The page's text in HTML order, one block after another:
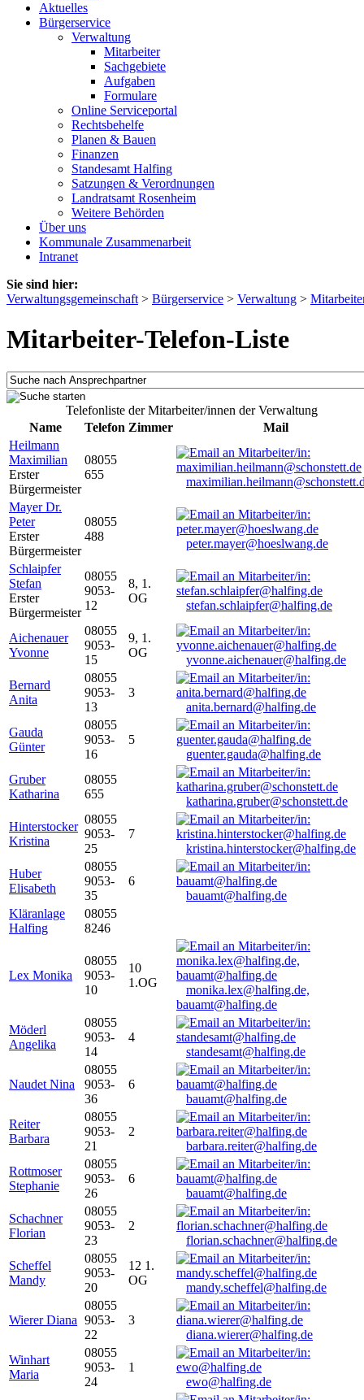
Aktuelles
Bürgerservice
Verwaltung
Mitarbeiter
Sachgebiete
Aufgaben
Formulare
Online Serviceportal
Rechtsbehelfe
Planen & Bauen
Finanzen
Standesamt Halfing
Satzungen & Verordnungen
Landratsamt Rosenheim
Weitere Behörden
Über uns
Kommunale Zusammenarbeit
Intranet
Sie sind hier:
Verwaltungsgemeinschaft > Bürgerservice > Verwaltung >
Mitarbeiter-Telefon-Liste
Telefonliste der Mitarbeiter/innen der Verwaltung
Name
Telefon Zimmer
Mail
Heilmann
Maximilian
Erster
Bürgermeister
08055
655
Mayer Dr.
Peter
Erster
Bürgermeister
08055
488
peter.mayer@hoeslwang.de
Schlaipfer
Stefan
Erster
Bürgermeister
08055
9053-
12
8, 1.
OG
stefan.schlaipfer@halfing.de
Aichenauer
Yvonne
08055
9053-
15
9, 1.
OG
yvonne.aichenauer@halfing.de
Bernard
Anita
08055
9053-
13
3
anita.bernard@halfing.de
Gauda
Günter
08055
9053-
16
5
guenter.gauda@halfing.de
Gruber
Katharina
08055
655
katharina.gruber@schonstett.de
Hinterstocker
Kristina
08055
9053-
25
7
kristina.hinterstocker@halfing.de
Huber
Elisabeth
08055
9053-
35
6
bauamt@halfing.de
Kläranlage
Halfing
08055
8246
Lex Monika
08055
9053-
10
10
1.OG
monika.lex@halfing.de,
bauamt@halfing.de
Möderl
Angelika
08055
9053-
14
4
standesamt@halfing.de
Naudet Nina
08055
9053-
36
6
bauamt@halfing.de
Reiter
Barbara
08055
9053-
21
2
barbara.reiter@halfing.de
Rottmoser
Stephanie
08055
9053-
26
6
bauamt@halfing.de
Schachner
Florian
08055
9053-
23
2
florian.schachner@halfing.de
Scheffel
Mandy
08055
9053-
20
12 1.
OG
mandy.scheffel@halfing.de
Wierer Diana
08055
9053-
22
3
diana.wierer@halfing.de
Winhart
Maria
08055
9053-
24
1
ewo@halfing.de